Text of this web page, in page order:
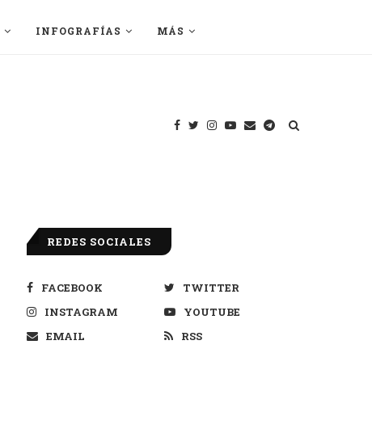
INFOGRAFÍAS MÁS
REDES SOCIALES
FACEBOOK
TWITTER
INSTAGRAM
YOUTUBE
EMAIL
RSS